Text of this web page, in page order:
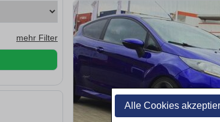
Alle Cookies
mehr Filter